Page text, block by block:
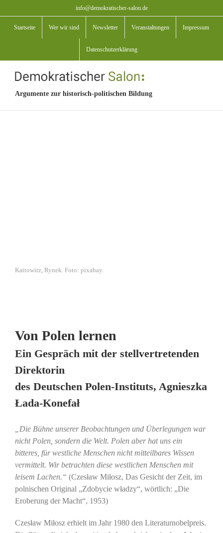
Inhalt
springen
info@demokratischer-salon.de
Startseite Wer wir sind Newsletter Veranstaltungen Impressum
Datenschutzerklärung
Argumente zur historisch-politischen Bildung
Kattowitz, Rynek. Foto: pixabay.
Von Polen lernen
Ein Gespräch mit der stellvertretenden
Direktorin
des Deutschen Polen-Instituts, Agnieszka
Łada-Konefał
„Die Bühne unserer Beobachtungen und Überlegungen war
nicht Polen, sondern die Welt. Polen aber hat uns ein
bitteres, für westliche Menschen nicht mitteilbares Wissen
vermittelt. Wir betrachten diese westlichen Menschen mit
leisem Lachen.“ (Czesław Miłosz, Das Gesicht der Zeit, im
polnischen Original „Zdobycie władzy“, wörtlich: „Die
Eroberung der Macht“, 1953)
Czesław Miłosz erhielt im Jahr 1980 den Literaturnobelpreis.